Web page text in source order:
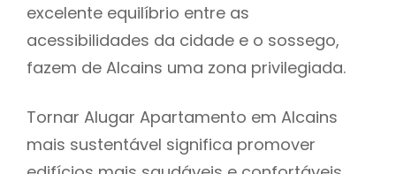
excelente equilíbrio entre as
acessibilidades da cidade e o sossego,
fazem de Alcains uma zona privilegiada.
Tornar Alugar Apartamento em Alcains
mais sustentável significa promover